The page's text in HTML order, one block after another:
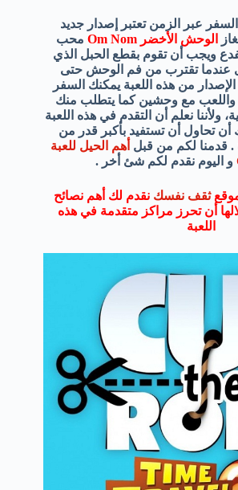
عبر الزمن تعتبر إصدار جديد
الوحش الأخضر Om Nom
محب
ويجب أن تقوم بقطع الحبل الذي
عندما تقترب من فم الوحش حتى
من هذه اللعبة يمكنك السفر
مع وحشين كما يتطلب منك
ولأننا نعلم أن التقدم في هذه اللعبة
أن تحاول أن تستفيد بأكبر قدر من
. قدمنا لكم من قبل أهم الحيل للعبة
و اليوم نقدم لكم شئ أخر .
ثقف نفسك نقدم لك أهم نصائح
أن تحرز مراكز متقدمة في هذه
اللعبة